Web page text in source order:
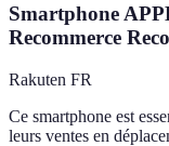
Smartphone
Recommerce
Rakuten FR
Ce smartphone est
leurs ventes en